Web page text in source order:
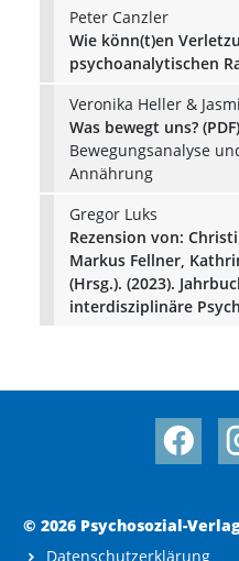
Peter Canzler
Wie könn(t)en
psychoanalytischen
Veronika Heller &
Was bewegt uns? (PDF)
Bewegungsanalyse
Annährung
Gregor Luks
Rezension von:
Markus Fellner,
(Hrsg.). (2023).
interdisziplinäre
© 2026 Psychosozial-
Datenschutzerklärung